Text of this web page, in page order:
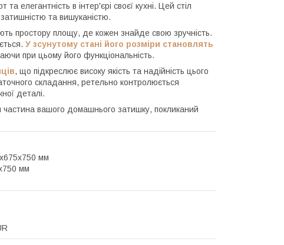
елегантність в інтер'єрі своєї кухні. Цей стіл
та вишуканістю.
простору площу, де кожен знайде свою зручність.
У зсунутому стані його розміри становлять
при цьому його функціональність.
, що підкреслює високу якість та надійність цього
складання, ретельно контролюється
деталі.
вашого домашнього затишку, покликаний
мм
мм